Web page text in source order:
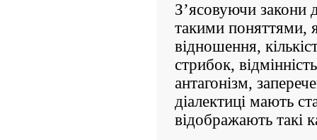
З’ясовуючи закони
такими поняттями,
відношення,
стрибок,
антагонізм,
діалектиці мають
відображають такі